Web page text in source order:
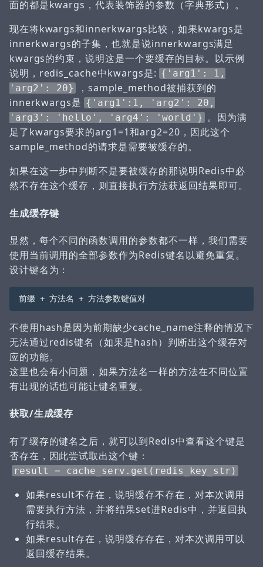
面的都是kwargs，代表装饰器的参数（字典形式）。
现在将kwargs和innerkwargs比较，如果kwargs是
innerkwargs的子集，也就是说innerkwargs满足
kwargs的约束，说明这是一个要缓存的目标。以示例
说明，redis_cache中kwargs是: {'arg1': 1,
'arg2': 20}
，sample_method被捕获到的
innerkwargs是 {'arg1':1, 'arg2': 20,
'arg3': 'hello', 'arg4': 'world'} 。因为满
足了kwargs要求的arg1=1和arg2=20，因此这个
sample_method的请求是需要被缓存的。
如果在这一步中判断不是要被缓存的那说明Redis中必
然不存在这个缓存，则直接执行方法获返回结果即可。
生成缓存键
显然，每个不同的函数调用的参数都不一样，我们需要
使用当前调用的全部参数作为Redis键名以避免重复。
设计键名为：
前缀 + 方法名 + 方法参数键值对
不使用hash是因为前期缺少cache_name注释的情况下
无法通过redis键名（如果是hash）判断出这个缓存对
应的功能。
这里也会有小问题，如果方法名一样的方法在不同位置
有出现的话也可能让键名重复。
获取/生成缓存
有了缓存的键名之后，就可以到Redis中查看这个键是
否存在，因此尝试取出这个键：
result = cache_serv.get(redis_key_str)
如果result不存在，说明缓存不存在，对本次调用
需要执行方法，并将结果set进Redis中，并返回执
行结果。
如果result存在，说明缓存存在，对本次调用可以
返回缓存结果。